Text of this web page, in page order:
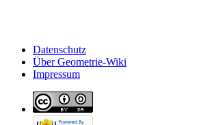
Datenschutz
Über Geometrie-Wiki
Impressum